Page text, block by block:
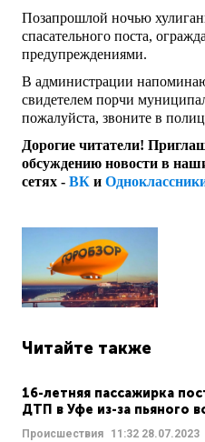
Позапрошлой ночью
спасательного поста,
предупреждениями.
В администрации
свидетелем порчи
пожалуйста, звоните в
Дорогие читатели!
обсуждению новости в
сетях - ВК и
Читайте также
16-летняя пассажирка
ДТП в Уфе из-за пьяного
Происшествия 11:32 28.07.2023